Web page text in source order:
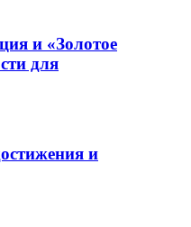
и «Золотое
для
и